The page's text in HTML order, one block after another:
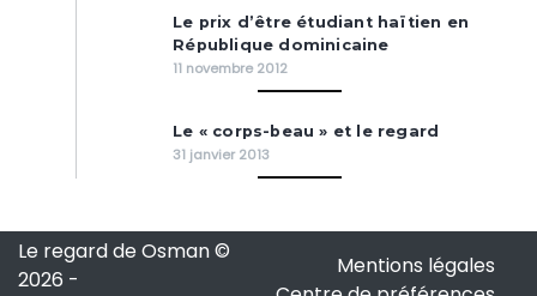
Le prix d’être étudiant haïtien en
République dominicaine
11 novembre 2012
Le « corps-beau » et le regard
31 janvier 2013
Le regard de Osman ©
2026 -
Mentions légales